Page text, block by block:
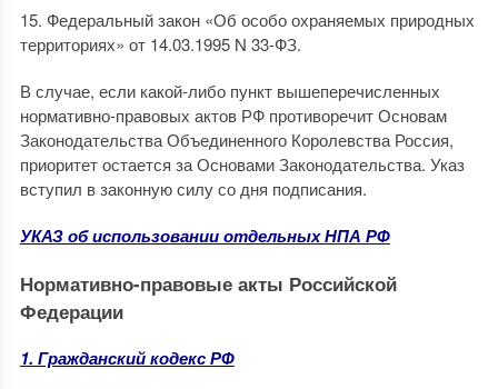
15. Федеральный закон «Об особо охраняемых природных
территориях» от 14.03.1995 N 33-ФЗ.
В случае, если какой-либо пункт вышеперечисленных
нормативно-правовых актов РФ противоречит Основам
Законодательства Объединенного Королевства Россия,
приоритет остается за Основами Законодательства. Указ
вступил в законную силу со дня подписания.
УКАЗ об использовании отдельных НПА РФ
Нормативно-правовые акты Российской
Федерации
1. Гражданский кодекс РФ